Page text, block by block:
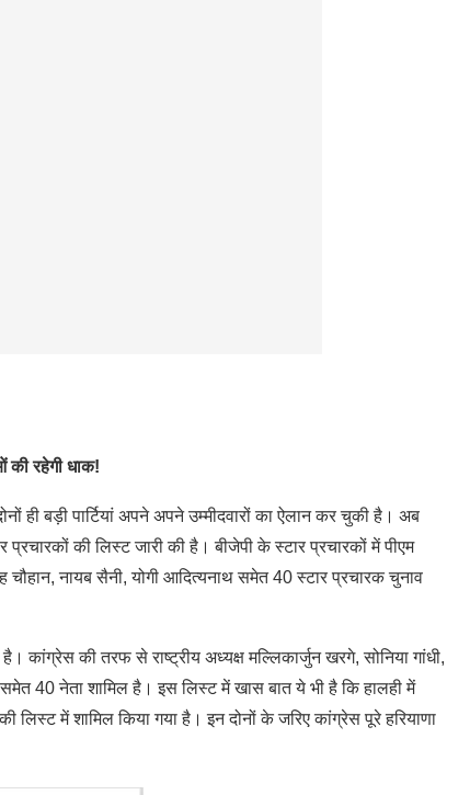
की रहेगी धाक!
ही बड़ी पार्टियां अपने अपने उम्मीदवारों का ऐलान कर चुकी है। अब
की लिस्ट जारी की है। बीजेपी के स्टार प्रचारकों में पीएम
नायब सैनी, योगी आदित्यनाथ समेत 40 स्टार प्रचारक चुनाव
कांग्रेस की तरफ से राष्ट्रीय अध्यक्ष मल्लिकार्जुन खरगे, सोनिया गांधी,
समेत 40 नेता शामिल है। इस लिस्ट में खास बात ये भी है कि हालही में
लिस्ट में शामिल किया गया है। इन दोनों के जरिए कांग्रेस पूरे हरियाणा